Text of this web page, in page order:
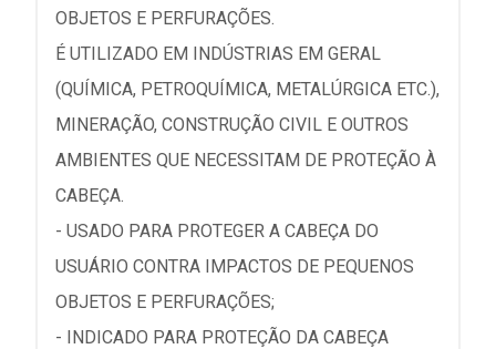
OBJETOS E PERFURAÇÕES.
É UTILIZADO EM INDÚSTRIAS EM GERAL
(QUÍMICA, PETROQUÍMICA, METALÚRGICA ETC.),
MINERAÇÃO, CONSTRUÇÃO CIVIL E OUTROS
AMBIENTES QUE NECESSITAM DE PROTEÇÃO À
CABEÇA.
- USADO PARA PROTEGER A CABEÇA DO
USUÁRIO CONTRA IMPACTOS DE PEQUENOS
OBJETOS E PERFURAÇÕES;
- INDICADO PARA PROTEÇÃO DA CABEÇA